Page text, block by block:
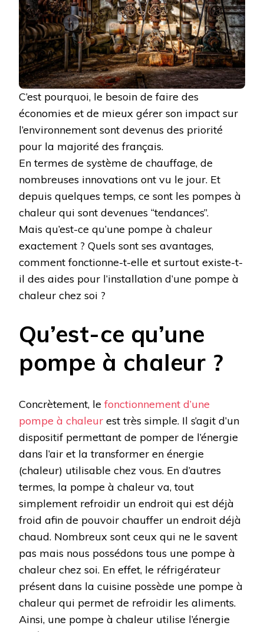
C’est pourquoi, le besoin de faire des
économies et de mieux gérer son impact sur
l’environnement sont devenus des priorité
pour la majorité des français.
En termes de système de chauffage, de
nombreuses innovations ont vu le jour. Et
depuis quelques temps, ce sont les pompes à
chaleur qui sont devenues “tendances”.
Mais qu’est-ce qu’une pompe à chaleur
exactement ? Quels sont ses avantages,
comment fonctionne-t-elle et surtout existe-t-
il des aides pour l’installation d’une pompe à
chaleur chez soi ?
Qu’est-ce qu’une
pompe à chaleur ?
Concrètement, le fonctionnement d’une
pompe à chaleur est très simple. Il s’agit d’un
dispositif permettant de pomper de l’énergie
dans l’air et la transformer en énergie
(chaleur) utilisable chez vous. En d’autres
termes, la pompe à chaleur va, tout
simplement refroidir un endroit qui est déjà
froid afin de pouvoir chauffer un endroit déjà
chaud. Nombreux sont ceux qui ne le savent
pas mais nous possédons tous une pompe à
chaleur chez soi. En effet, le réfrigérateur
présent dans la cuisine possède une pompe à
chaleur qui permet de refroidir les aliments.
Ainsi, une pompe à chaleur utilise l’énergie